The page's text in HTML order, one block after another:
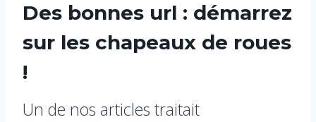
Des bonnes url : démarrez
sur les chapeaux de roues
!
Un de nos articles traitait